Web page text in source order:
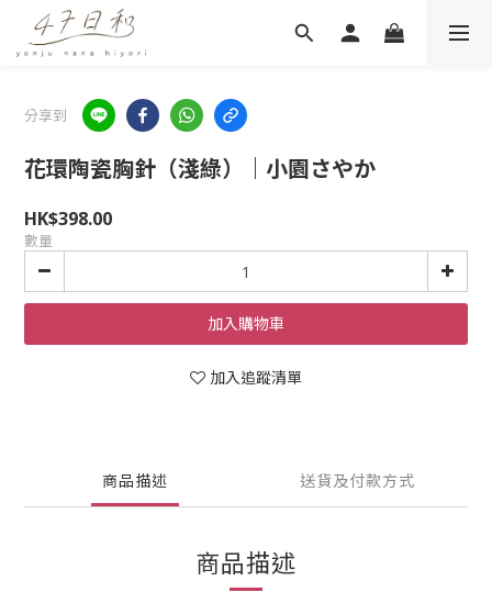
分享到
花環陶瓷胸針（淺綠）｜小園さやか
HK$398.00
數量
加入購物車
加入追蹤清單
商品描述 送貨及付款方式
商品描述